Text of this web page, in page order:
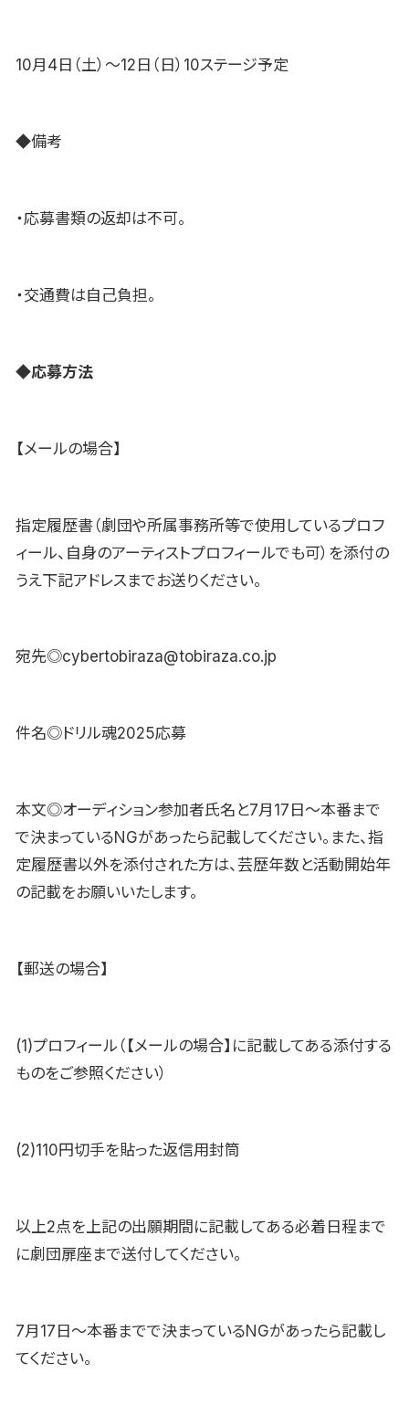
10月4日（土）～12日（日）10ステージ予定
◆備考
・応募書類の返却は不可。
・交通費は自己負担。
◆応募方法
【メールの場合】
指定履歴書（劇団や所属事務所等で使用しているプロフ
ィール、自身のアーティストプロフィールでも可）を添付の
うえ下記アドレスまでお送りください。
宛先◎cybertobiraza@tobiraza.co.jp
件名◎ドリル魂2025応募
本文◎オーディション参加者氏名と7月17日～本番まで
で決まっているNGがあったら記載してください。また、指
定履歴書以外を添付された方は、芸歴年数と活動開始年
の記載をお願いいたします。
【郵送の場合】
(1)プロフィール（【メールの場合】に記載してある添付する
ものをご参照ください）
(2)110円切手を貼った返信用封筒
以上2点を上記の出願期間に記載してある必着日程まで
に劇団扉座まで送付してください。
7月17日～本番までで決まっているNGがあったら記載し
てください。